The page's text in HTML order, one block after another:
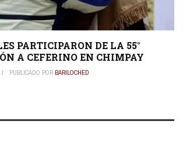
PARTICIPARON DE LA 55°
A CEFERINO EN CHIMPAY
PUBLICADO POR BARILOCHED